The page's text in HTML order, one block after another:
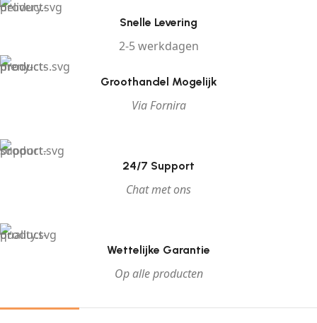
Snelle Levering
2-5 werkdagen
Groothandel Mogelijk
Via Fornira
24/7 Support
Chat met ons
Wettelijke Garantie
Op alle producten